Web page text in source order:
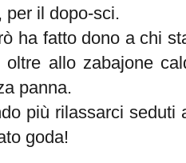
per il dopo-sci.
ha fatto dono a chi
oltre allo zabajone
panna.
più rilassarci
goda!